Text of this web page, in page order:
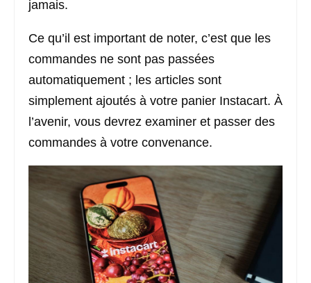
jamais.
Ce qu’il est important de noter, c’est que les
commandes ne sont pas passées
automatiquement ; les articles sont
simplement ajoutés à votre panier Instacart. À
l’avenir, vous devrez examiner et passer des
commandes à votre convenance.